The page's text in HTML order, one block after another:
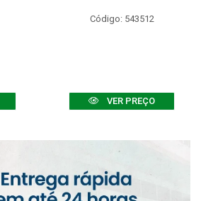
Código: 543512
VER PREÇO